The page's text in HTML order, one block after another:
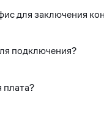
для заключения
подключения?
плата?